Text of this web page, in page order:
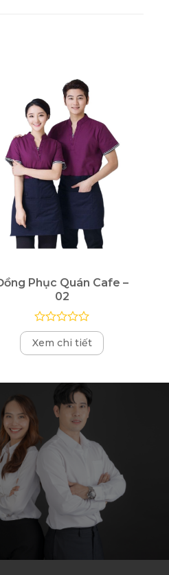
Phục Quán Cafe –
02
Được
xếp
hạng
Xem chi tiết